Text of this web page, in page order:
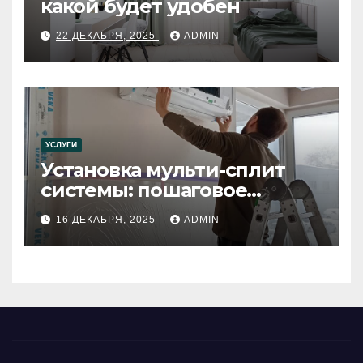
какой будет удобен
22 ДЕКАБРЯ, 2025 ADMIN
УСЛУГИ
Установка мульти-сплит
системы: пошаговое
руководство
16 ДЕКАБРЯ, 2025 ADMIN